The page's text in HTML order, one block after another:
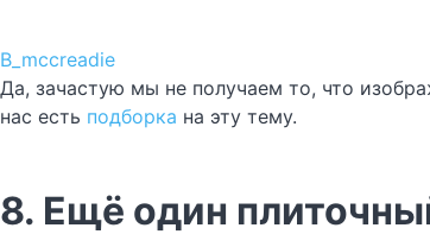
B_mccreadie
Да, зачастую мы не получаем то, что
нас есть подборка на эту тему.
8. Ещё один